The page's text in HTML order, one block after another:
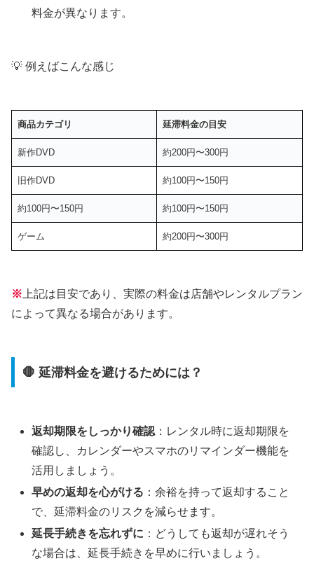
料金が異なります。
💡 例えばこんな感じ
商品カテゴリ 延滞料金の目安
新作DVD 約200円〜300円
旧作DVD 約100円〜150円
約100円〜150円 約100円〜150円
ゲーム 約200円〜300円
※ 上記は目安であり、実際の料金は店舗やレンタルプラン
によって異なる場合があります。
🛑 延滞料金を避けるためには？
返却期限をしっかり確認 ：レンタル時に返却期限を
確認し、カレンダーやスマホのリマインダー機能を
活用しましょう。
早めの返却を心がける ：余裕を持って返却すること
で、延滞料金のリスクを減らせます。
延長手続きを忘れずに ：どうしても返却が遅れそう
な場合は、延長手続きを早めに行いましょう。